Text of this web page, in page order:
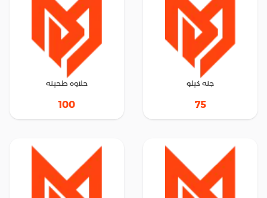
جنه كيلو
75
حلاوه طحينه
100